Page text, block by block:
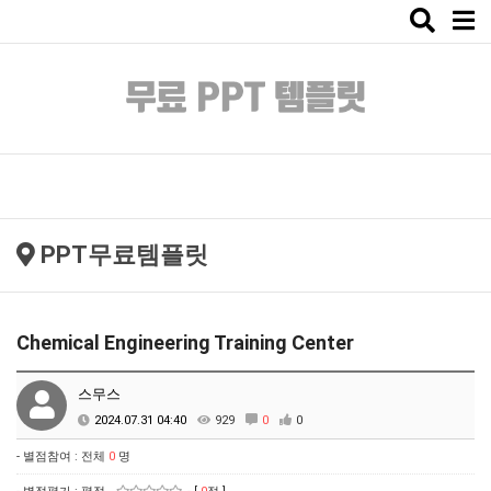
Toggle
PPT무료템플릿
Chemical Engineering Training Center
스무스
2024.07.31 04:40 929 0 0
- 별점참여 : 전체 0 명